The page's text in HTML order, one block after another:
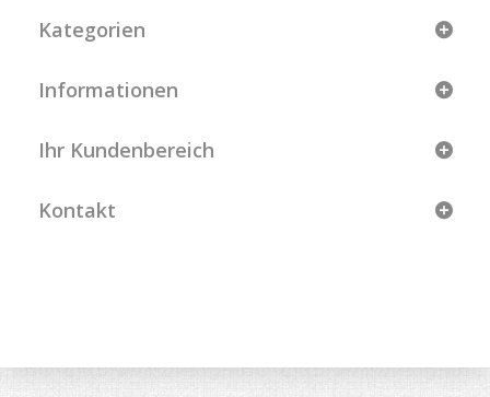
Kategorien
Informationen
Ihr Kundenbereich
Kontakt